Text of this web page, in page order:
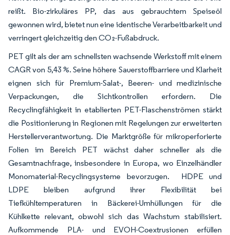
reißt. Bio-zirkuläres PP, das aus gebrauchtem Speiseöl
gewonnen wird, bietet nun eine identische Verarbeitbarkeit und
verringert gleichzeitig den CO₂-Fußabdruck.
PET gilt als der am schnellsten wachsende Werkstoff mit einem
CAGR von 5,43 %. Seine höhere Sauerstoffbarriere und Klarheit
eignen sich für Premium-Salat-, Beeren- und medizinische
Verpackungen, die Sichtkontrollen erfordern. Die
Recyclingfähigkeit in etablierten PET-Flaschenströmen stärkt
die Positionierung in Regionen mit Regelungen zur erweiterten
Herstellerverantwortung. Die Marktgröße für mikroperforierte
Folien im Bereich PET wächst daher schneller als die
Gesamtnachfrage, insbesondere in Europa, wo Einzelhändler
Monomaterial-Recyclingsysteme bevorzugen. HDPE und
LDPE bleiben aufgrund ihrer Flexibilität bei
Tiefkühltemperaturen in Bäckerei-Umhüllungen für die
Kühlkette relevant, obwohl sich das Wachstum stabilisiert.
Aufkommende PLA- und EVOH-Coextrusionen erfüllen